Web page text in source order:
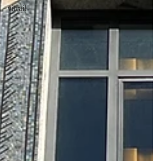
vitrail